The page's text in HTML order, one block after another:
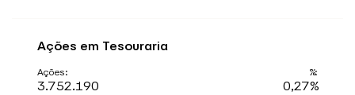
Ações em Tesouraria
3.752.190 0,27%